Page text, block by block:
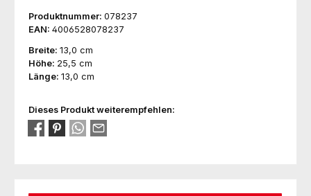
Produktnummer: 078237
EAN: 4006528078237
Breite: 13,0 cm
Höhe: 25,5 cm
Länge: 13,0 cm
Dieses Produkt weiterempfehlen: